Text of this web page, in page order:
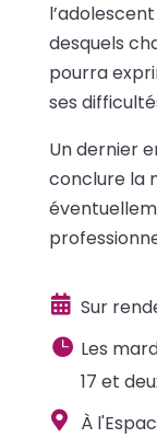
desquels
pourra
ses
Un dernier
conclure la
 Sur
 Les
17 et
 À